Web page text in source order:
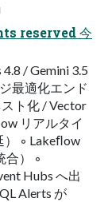
reserved 今
/ Gemini 3.5
最適化エンド
ト化 / Vector
リアルタイ
） ◦ Lakeﬂow
合） ◦
Hubs へ出
Alerts が